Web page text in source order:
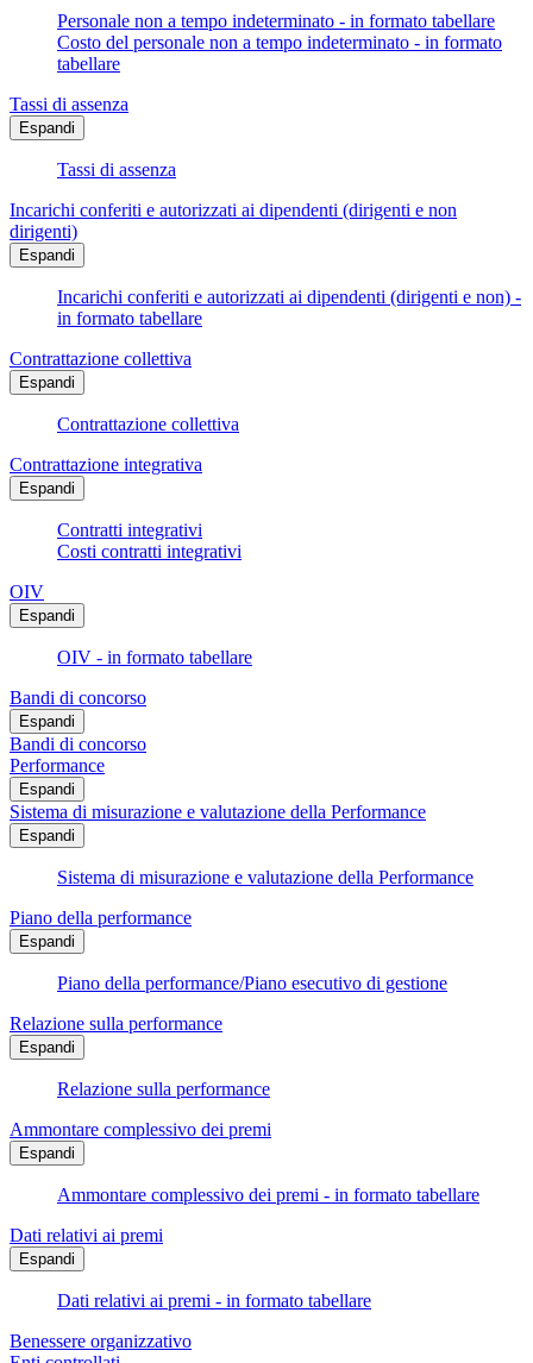
Personale non a tempo indeterminato - in formato tabellare
Costo del personale non a tempo indeterminato - in formato
tabellare
Tassi di assenza
Espandi
Tassi di assenza
Incarichi conferiti e autorizzati ai dipendenti (dirigenti e non
dirigenti)
Espandi
Incarichi conferiti e autorizzati ai dipendenti (dirigenti e non) -
in formato tabellare
Contrattazione collettiva
Espandi
Contrattazione collettiva
Contrattazione integrativa
Espandi
Contratti integrativi
Costi contratti integrativi
OIV
Espandi
OIV - in formato tabellare
Bandi di concorso
Espandi
Bandi di concorso
Performance
Espandi
Sistema di misurazione e valutazione della Performance
Espandi
Sistema di misurazione e valutazione della Performance
Piano della performance
Espandi
Piano della performance/Piano esecutivo di gestione
Relazione sulla performance
Espandi
Relazione sulla performance
Ammontare complessivo dei premi
Espandi
Ammontare complessivo dei premi - in formato tabellare
Dati relativi ai premi
Espandi
Dati relativi ai premi - in formato tabellare
Benessere organizzativo